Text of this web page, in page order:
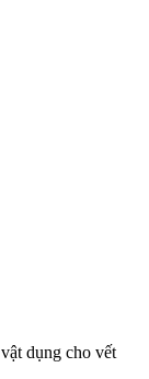
dụng cho vết